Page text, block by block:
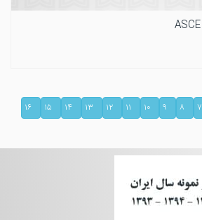
ASCE
۷ ۸ ۹ ۱۰ ۱۱ ۱۲ ۱۳ ۱۴ ۱۵
۱۶